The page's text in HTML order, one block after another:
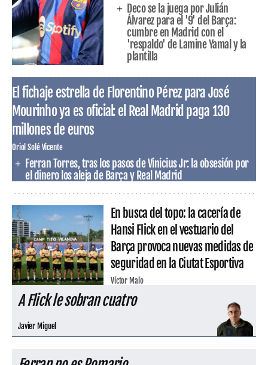
Deco se la juega por Julián
Álvarez para el '9' del Barça:
cumbre en Madrid con el
'respaldo' de Lamine Yamal y la
plantilla
El fichaje estrella de Florentino Pérez para José
Mourinho ya es oficial: el Real Madrid paga 130
millones de euros
Oriol Solé Vicente
Ferran Torres, tras los pasos de Vinicius Jr: la obsesión por
el dinero los aleja de Barça y Real Madrid
En busca del topo: la cacería de
Hansi Flick en el vestuario del
Barça provoca nuevas medidas de
seguridad en la Ciutat Esportiva
Víctor Malo
A Flick le sobran cuatro
Javier Miguel